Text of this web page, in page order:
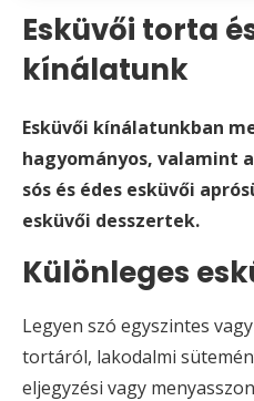
Esküvői torta
kínálatunk
Esküvői kínálatunkban
hagyományos, valamint
sós és édes esküvői
esküvői desszertek.
Különleges
Legyen szó egyszintes
tortáról, lakodalmi
eljegyzési vagy